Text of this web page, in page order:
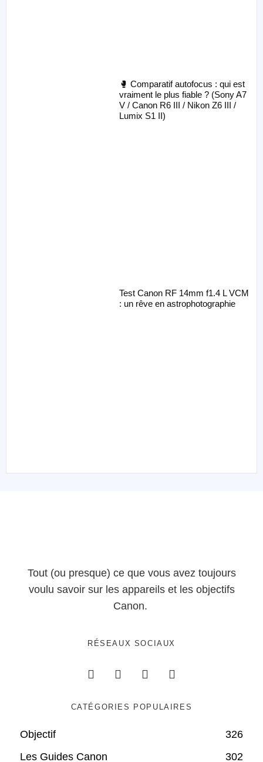
🥊 Comparatif autofocus : qui est
vraiment le plus fiable ? (Sony A7
V / Canon R6 III / Nikon Z6 III /
Lumix S1 II)
Test Canon RF 14mm f1.4 L VCM
: un rêve en astrophotographie
Tout (ou presque) ce que vous avez toujours
voulu savoir sur les appareils et les objectifs
Canon.
RÉSEAUX SOCIAUX
CATÉGORIES POPULAIRES
Objectif
326
Les Guides Canon
302